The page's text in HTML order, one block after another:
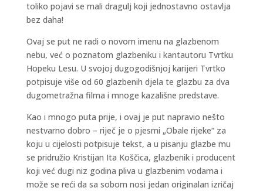
toliko pojavi se mali dragulj koji jednostavno ostavlja
bez daha!
Ovaj se put ne radi o novom imenu na glazbenom
nebu, već o poznatom glazbeniku i kantautoru Tvrtku
Hopeku Lesu. U svojoj dugogodišnjoj karijeri Tvrtko
potpisuje više od 60 glazbenih djela te glazbu za dva
dugometražna filma i mnoge kazališne predstave.
Kao i mnogo puta prije, i ovaj je put napravio nešto
nestvarno dobro – riječ je o pjesmi „Obale rijeke“ za
koju u cijelosti potpisuje tekst, a u pisanju glazbe mu
se pridružio Kristijan Ita Koščica, glazbenik i producent
koji već dugi niz godina pliva u glazbenim vodama i
može se reći da sa sobom nosi jedan originalan izričaj